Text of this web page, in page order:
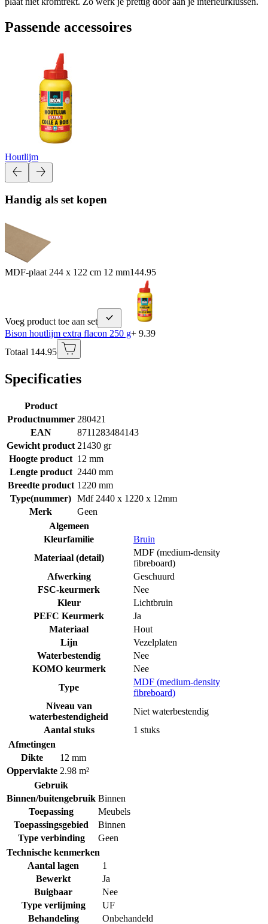
Passende accessoires
Houtlijm
Handig als set kopen
MDF-plaat 244 x 122 cm 12 mm144.95
Voeg product toe aan set
Bison houtlijm extra flacon 250 g+ 9.39
Totaal 144.95
Specificaties
Product
Productnummer 280421
EAN
8711283484143
Gewicht product 21430 gr
Hoogte product 12 mm
Lengte product 2440 mm
Breedte product 1220 mm
Type(nummer) Mdf 2440 x 1220 x 12mm
Merk
Geen
Algemeen
Kleurfamilie
Bruin
Materiaal (detail)
MDF (medium-density
fibreboard)
Afwerking
Geschuurd
FSC-keurmerk
Nee
Kleur
Lichtbruin
PEFC Keurmerk
Ja
Materiaal
Hout
Lijn
Vezelplaten
Waterbestendig
Nee
KOMO keurmerk
Nee
Type
MDF (medium-density
fibreboard)
Niveau van
waterbestendigheid
Niet waterbestendig
Aantal stuks
1 stuks
Afmetingen
Dikte
12 mm
Oppervlakte 2.98 m²
Gebruik
Binnen/buitengebruik Binnen
Toepassing
Meubels
Toepassingsgebied
Binnen
Type verbinding
Geen
Technische kenmerken
Aantal lagen
1
Bewerkt
Ja
Buigbaar
Nee
Type verlijming
UF
Behandeling
Onbehandeld